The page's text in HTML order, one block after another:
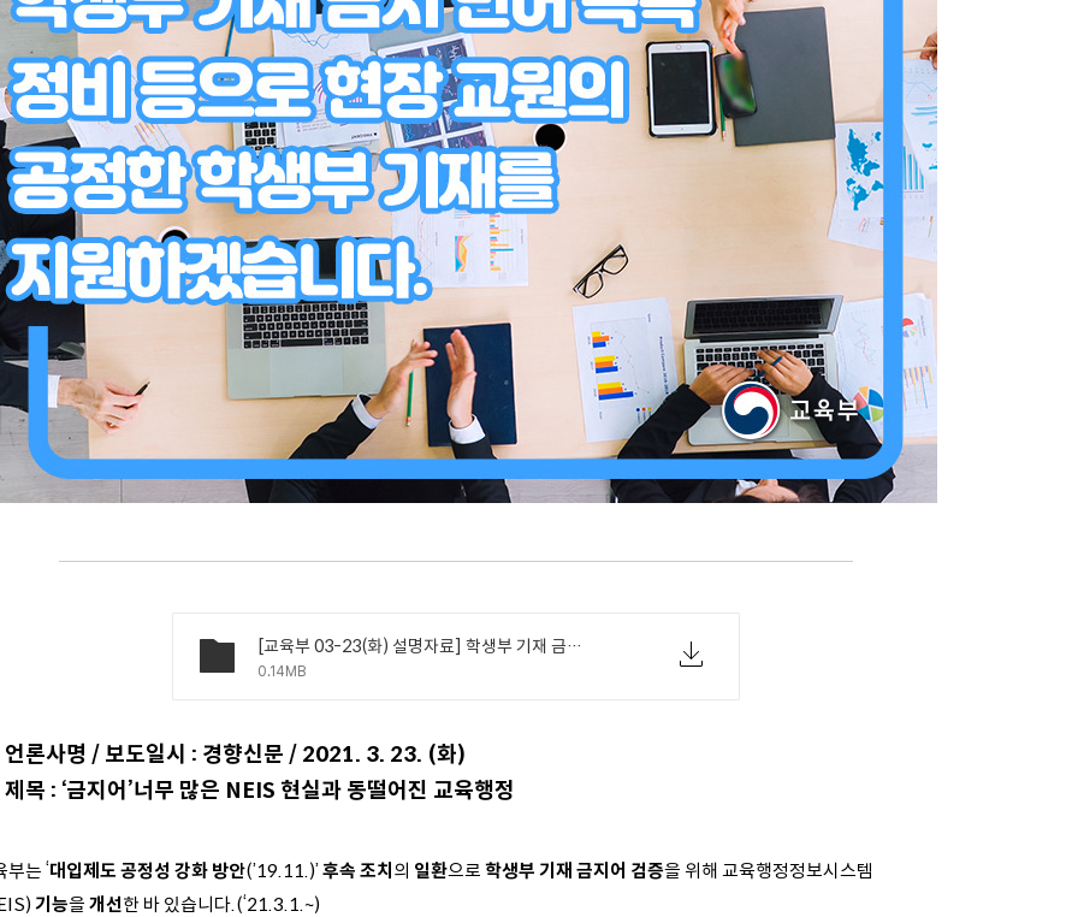
[교육부 03-23(화) 설명자료] 학생부 기재 금지어 목록 정비 등으로 현장 교원의 공정한 학생부 기재를 지원하겠습니다..pdf
0.14MB
언론사명 / 보도일시 : 경향신문 / 2021. 3. 23. (화)
제목 : ‘금지어’너무 많은 NEIS 현실과 동떨어진 교육행정
부는 ‘대입제도 공정성 강화 방안(’19.11.)’후속 조치의 일환으로 학생부 기재 금지어 검증을 위해 교육행정정보시스템
기능을 개선한 바 있습니다.(‘21.3.1.~)